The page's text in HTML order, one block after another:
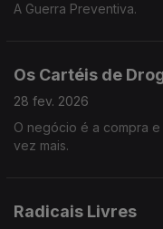
A Guerra Preventiva.
Os Cartéis de
28 fev. 2026
O negócio é a compra
vez mais.
Radicais Livres